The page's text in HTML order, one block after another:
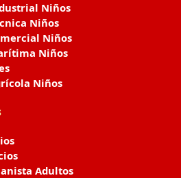
Niños
Niños
Niños
Niños
Niños
Adultos